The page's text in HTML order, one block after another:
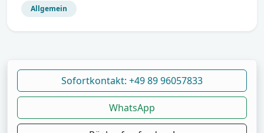
Allgemein
Sofortkontakt: +49 89 96057833
WhatsApp